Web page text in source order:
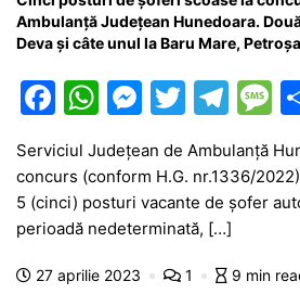
Ambulanță Județean Hunedoara.
Deva și câte unul la Baru Mare,
F
a
c
e
b
o
W
at
s
A
p
M
s
s
e
n
T
itt
er
T
e
gr
a
m
s
s
g
Serviciul Județean de Ambulanță
concurs (conform H.G. nr.1336/
5 (cinci) posturi vacante de șofer
perioadă nedeterminată, […]
27 aprilie 2023 1 9 min